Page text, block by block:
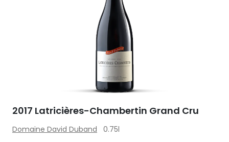
2017 Latricières-Chambertin Grand Cru
Domaine David Duband 0.75l